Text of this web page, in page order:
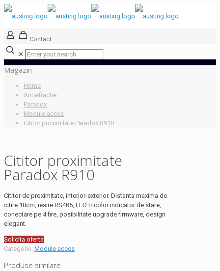
Contact
✕
Magazin
Home
Antiefractie
Paradox
Module acces
Cititor proximitate Paradox R910
Cititor proximitate
Paradox R910
Cititor de proximitate, interior-exterior. Distanta maxima de
citire 10cm, iesire RS485, LED tricolor indicator de stare,
conectare pe 4 fire, posibilitate upgrade firmware, design
elegant.
Solicita oferta
Categorie: Module acces
Produse similare